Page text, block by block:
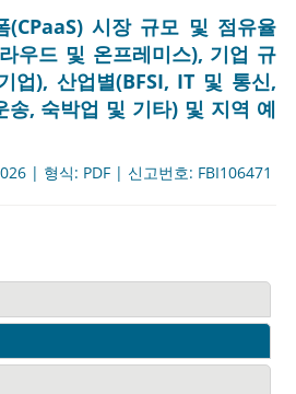
(CPaaS) 시장 규모 및 점유율
우드 및 온프레미스), 기업 규
업), 산업별(BFSI, IT 및 통신,
송, 숙박업 및 기타) 및 지역 예
| 형식: PDF | 신고번호: FBI106471